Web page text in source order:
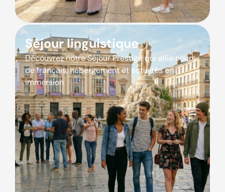
Séjour linguistique
Découvrez notre Séjour Prestige qui allie cours
de français, hébergement et activités en
immersion